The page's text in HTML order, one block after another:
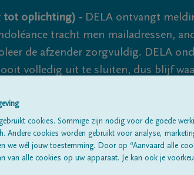
tot oplichting) - DELA ontvangt
tracht men mailadressen,
de afzender zorgvuldig. DELA
volledig uit te sluiten, dus blijf
Alle
cookies. Sommige zijn nodig voor de goede
Andere cookies worden gebruikt voor analyse,
we wél jouw toestemming. Door op “Aanvaard alle
van alle cookies op uw apparaat. Je kan ook je